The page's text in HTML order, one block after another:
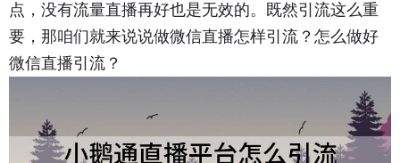
点，没有流量直播再好也是无效的。既然引流这么重
要，那咱们就来说说做微信直播怎样引流？怎么做好
微信直播引流？